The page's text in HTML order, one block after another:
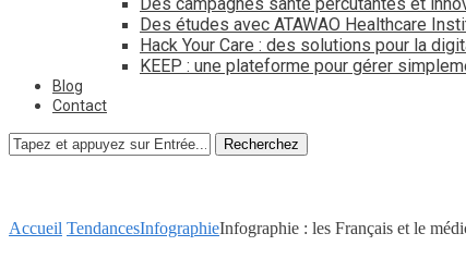
Des études avec ATAWAO Healthcare
Hack Your Care : des solutions pour la
KEEP : une plateforme pour gérer
Blog
Contact
Recherchez
Accueil TendancesInfographieInfographie : les Français et le